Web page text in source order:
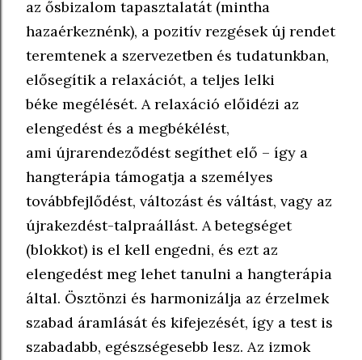
az ősbizalom tapasztalatát (mintha
hazaérkeznénk), a pozitív rezgések új rendet
teremtenek a szervezetben és tudatunkban,
elősegítik a relaxációt, a teljes lelki
béke megélését. A relaxáció előidézi az
elengedést és a megbékélést,
ami újrarendeződést segíthet elő – így a
hangterápia támogatja a személyes
továbbfejlődést, változást és váltást, vagy az
újrakezdést-talpraállást. A betegséget
(blokkot) is el kell engedni, és ezt az
elengedést meg lehet tanulni a hangterápia
által. Ösztönzi és harmonizálja az érzelmek
szabad áramlását és kifejezését, így a test is
szabadabb, egészségesebb lesz. Az izmok